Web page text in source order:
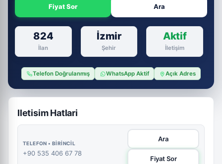
Fiyat Sor Ara
824
İlan
İzmir
Şehir
Aktif
İletişim
Telefon Doğrulanmış WhatsApp Aktif Açık Adres
Iletisim Hatlari
TELEFON • BIRINCIL
+90 535 406 67 78
Ara
Fiyat Sor